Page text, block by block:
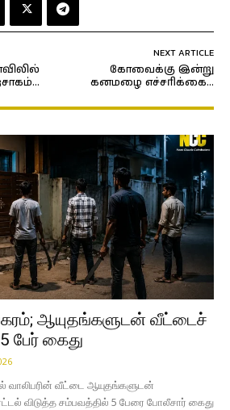
NEXT ARTICLE
கோவைக்கு இன்று
கனமழை எச்சரிக்கை…
ஆயுதங்களுடன் வீட்டைச்
பேர் கைது
வாலிபரின் வீட்டை ஆயுதங்களுடன்
விடுத்த சம்பவத்தில் 5 பேரை போலீசார் கைது